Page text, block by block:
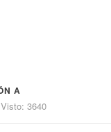
A
Visto: 3640